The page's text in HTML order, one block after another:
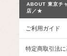
ABOUT 東京チ
店／★
ご利用ガイド
特定商取引法